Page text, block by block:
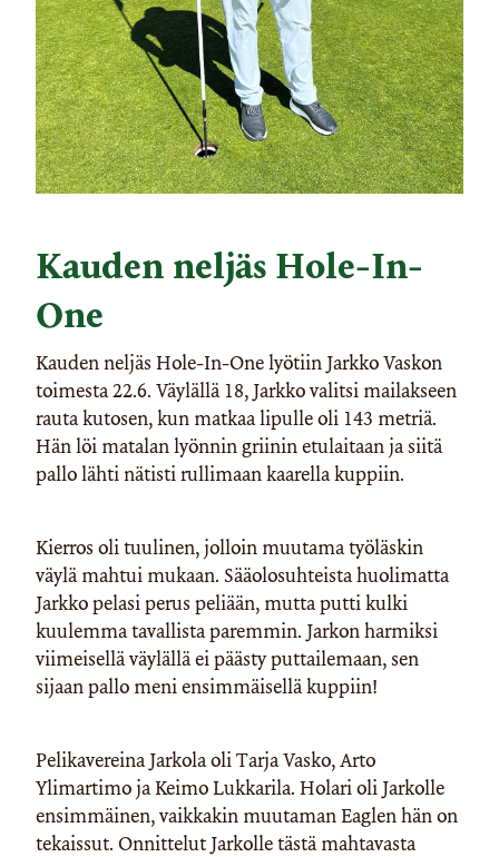
Kauden neljäs Hole-In-
One
Kauden neljäs Hole-In-One lyötiin Jarkko Vaskon
toimesta 22.6. Väylällä 18, Jarkko valitsi mailakseen
rauta kutosen, kun matkaa lipulle oli 143 metriä.
Hän löi matalan lyönnin griinin etulaitaan ja siitä
pallo lähti nätisti rullimaan kaarella kuppiin.
Kierros oli tuulinen, jolloin muutama työläskin
väylä mahtui mukaan. Sääolosuhteista huolimatta
Jarkko pelasi perus peliään, mutta putti kulki
kuulemma tavallista paremmin. Jarkon harmiksi
viimeisellä väylällä ei päästy puttailemaan, sen
sijaan pallo meni ensimmäisellä kuppiin!
Pelikavereina Jarkola oli Tarja Vasko, Arto
Ylimartimo ja Keimo Lukkarila. Holari oli Jarkolle
ensimmäinen, vaikkakin muutaman Eaglen hän on
tekaissut. Onnittelut Jarkolle tästä mahtavasta